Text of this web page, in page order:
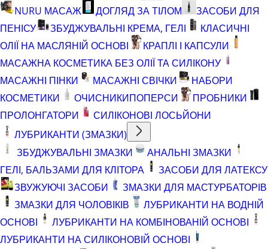
NURU МАСАЖ
ДОГЛЯД ЗА ТІЛОМ
ЗАСОБИ ДЛЯ
ПЕНІСУ
ЗБУДЖУВАЛЬНІ КРЕМА, ГЕЛІ
КЛАСИЧНІ
ОЛІЇ НА МАСЛЯНІЙ ОСНОВІ
КРАПЛІ І КАПСУЛИ
МАСАЖНА КОСМЕТИКА БЕЗ ОЛІЇ ТА СИЛІКОНУ
МАСАЖНІ ПІНКИ
МАСАЖНІ СВІЧКИ
НАБОРИ
КОСМЕТИКИ
ОЧИСНИКИПОПЕРСИ
ПРОБНИКИ
ПРОЛОНГАТОРИ
СИЛІКОНОВІ ЛОСЬЙОНИ
ЛУБРИКАНТИ (ЗМАЗКИ)
ЗБУДЖУВАЛЬНІ ЗМАЗКИ
АНАЛЬНІ ЗМАЗКИ
ГЕЛІ, БАЛЬЗАМИ ДЛЯ КЛІТОРА
ЗАСОБИ ДЛЯ ЛАТЕКСУ
ЗВУЖУЮЧІ ЗАСОБИ
ЗМАЗКИ ДЛЯ МАСТУРБАТОРІВ
ЗМАЗКИ ДЛЯ ЧОЛОВІКІВ
ЛУБРИКАНТИ НА ВОДНІЙ
ОСНОВІ
ЛУБРИКАНТИ НА КОМБІНОВАНІЙ ОСНОВІ
ЛУБРИКАНТИ НА СИЛІКОНОВІЙ ОСНОВІ